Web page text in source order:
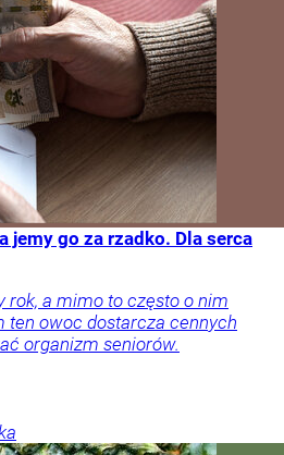
jemy go za rzadko. Dla serca
rok, a mimo to często o nim
ten owoc dostarcza cennych
organizm seniorów.